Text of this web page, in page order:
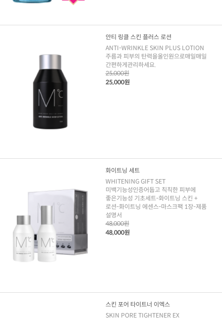
안티 링클 스킨 플러스 로션
ANTI-WRINKLE SKIN PLUS LOTION
주름과 피부의 탄력을올인원으로매일매일
간편하게관리하세요.
25,000원
25,000원
화이트닝 세트
WHITENING GIFT SET
미백기능성인증어둡고 칙칙한 피부에
좋은기능성 기초세트-화이트닝 스킨 +
로션-화이트닝 에센스-마스크팩 1장-제품
설명서
48,000원
48,000원
스킨 포어 타이트너 이엑스
SKIN PORE TIGHTENER EX